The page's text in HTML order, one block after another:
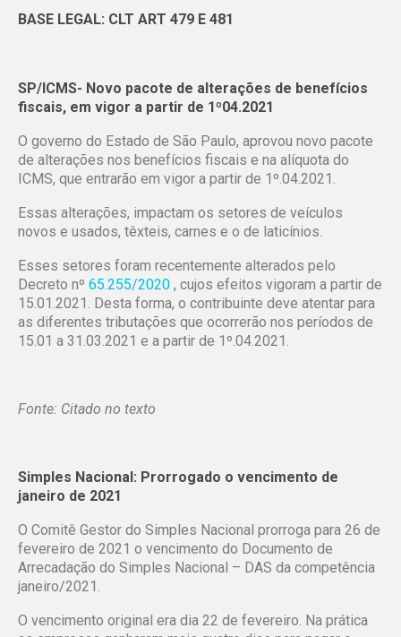
BASE LEGAL: CLT ART 479 E 481
SP/ICMS- Novo pacote de alterações de benefícios
fiscais, em vigor a partir de 1º04.2021
O governo do Estado de São Paulo, aprovou novo pacote
de alterações nos benefícios fiscais e na alíquota do
ICMS, que entrarão em vigor a partir de 1º.04.2021.
Essas alterações, impactam os setores de veículos
novos e usados, têxteis, carnes e o de laticínios.
Esses setores foram recentemente alterados pelo
Decreto nº 65.255/2020 , cujos efeitos vigoram a partir de
15.01.2021. Desta forma, o contribuinte deve atentar para
as diferentes tributações que ocorrerão nos períodos de
15.01 a 31.03.2021 e a partir de 1º.04.2021.
Fonte: Citado no texto
Simples Nacional: Prorrogado o vencimento de
janeiro de 2021
O Comitê Gestor do Simples Nacional prorroga para 26 de
fevereiro de 2021 o vencimento do Documento de
Arrecadação do Simples Nacional – DAS da competência
janeiro/2021.
O vencimento original era dia 22 de fevereiro. Na prática